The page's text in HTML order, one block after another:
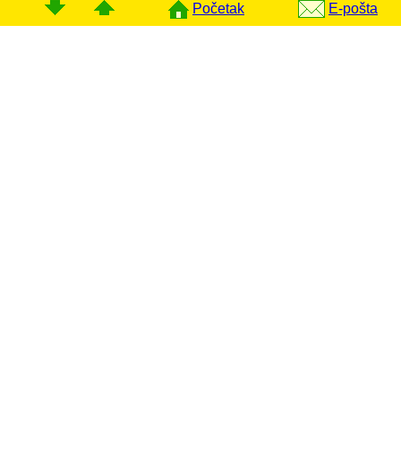
Početak E-pošta